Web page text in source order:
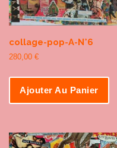
collage-pop-A-N°6
280,00 €
Ajouter Au Panier